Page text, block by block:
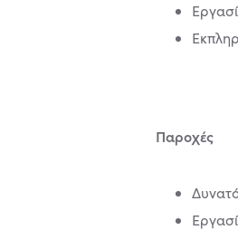
Παροχές